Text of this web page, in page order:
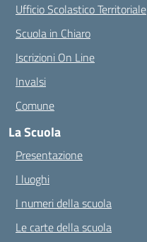
Ufficio Scolastico Territoriale
Scuola in Chiaro
Iscrizioni On Line
Invalsi
Comune
La Scuola
Presentazione
I luoghi
I numeri della scuola
Le carte della scuola